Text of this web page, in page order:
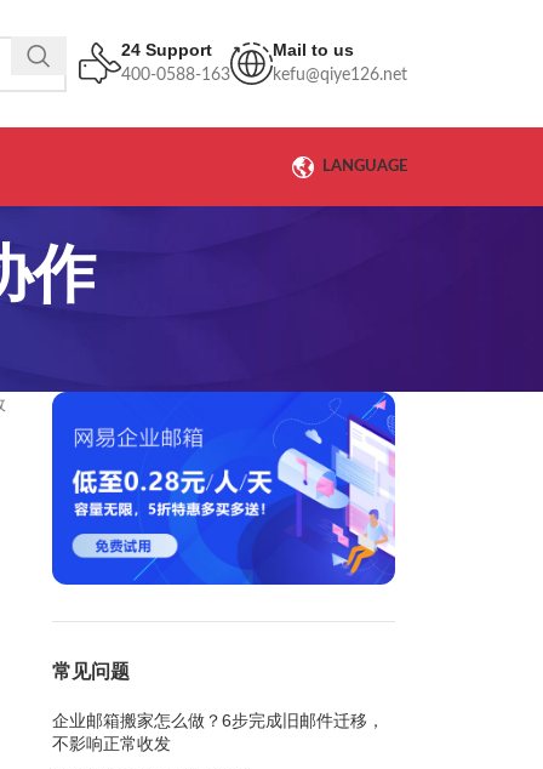
24 Support
400-0588-163
Mail to us
kefu@qiye126.net
LANGUAGE
作
常见问题
企业邮箱搬家怎么做？6步完成旧邮件迁移，
不影响正常收发